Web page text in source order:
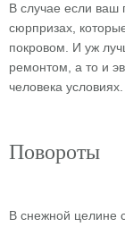
В случае если ваш
сюрпризах,
покровом. И уж
ремонтом, а то и
человека условиях.
Повороты
В снежной целине